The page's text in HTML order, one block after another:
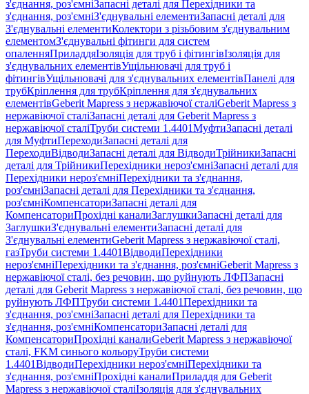
з'єднання, роз'ємніЗапасні деталі для Перехідники та
з'єднання, роз'ємніЗ'єднувальні елементиЗапасні деталі для
З'єднувальні елементиКолектори з різьбовим з'єднувальним
елементомЗ'єднувальні фітинги для систем
опаленняПриладдяІзоляція для труб і фітингівІзоляція для
з'єднувальних елементівУщільнювачі для труб і
фітингівУщільнювачі для з'єднувальних елементівПанелі для
трубКріплення для трубКріплення для з'єднувальних
елементівGeberit Mapress з нержавіючої сталіGeberit Mapress з
нержавіючої сталіЗапасні деталі для Geberit Mapress з
нержавіючої сталіТруби системи 1.4401МуфтиЗапасні деталі
для МуфтиПереходиЗапасні деталі для
ПереходиВідводиЗапасні деталі для ВідводиТрійникиЗапасні
деталі для ТрійникиПерехідники нероз'ємніЗапасні деталі для
Перехідники нероз'ємніПерехідники та з'єднання,
роз'ємніЗапасні деталі для Перехідники та з'єднання,
роз'ємніКомпенсаториЗапасні деталі для
КомпенсаториПрохідні каналиЗаглушкиЗапасні деталі для
ЗаглушкиЗ'єднувальні елементиЗапасні деталі для
З'єднувальні елементиGeberit Mapress з нержавіючої сталі,
газТруби системи 1.4401ВідводиПерехідники
нероз'ємніПерехідники та з'єднання, роз'ємніGeberit Mapress з
нержавіючої сталі, без речовин, що руйнують ЛФПЗапасні
деталі для Geberit Mapress з нержавіючої сталі, без речовин, що
руйнують ЛФПТруби системи 1.4401Перехідники та
з'єднання, роз'ємніЗапасні деталі для Перехідники та
з'єднання, роз'ємніКомпенсаториЗапасні деталі для
КомпенсаториПрохідні каналиGeberit Mapress з нержавіючої
сталі, FKM синього кольоруТруби системи
1.4401ВідводиПерехідники нероз'ємніПерехідники та
з'єднання, роз'ємніПрохідні каналиПриладдя для Geberit
Mapress з нержавіючої сталіІзоляція для з'єднувальних